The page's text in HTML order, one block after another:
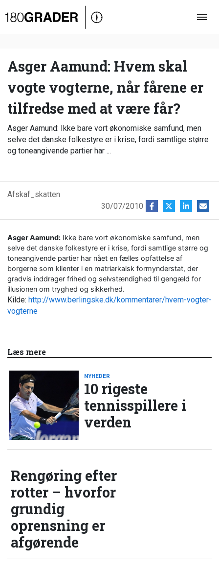
Oversigt
Debat
Video
Podcast
Asger Aamund: Hvem skal
vogte vogterne, når fårene er
tilfredse med at være får?
Asger Aamund: Ikke bare vort økonomiske samfund, men
selve det danske folkestyre er i krise, fordi samtlige større
og tone­angivende partier har ...
Afskaf_skatten
30/07/2010
Asger Aamund: Ikke bare vort økonomiske samfund, men
selve det danske folkestyre er i krise, fordi samtlige større og
tone­angivende partier har nået en fælles opfattelse af
borgerne som klienter i en matriarkalsk formynderstat, der
gradvis inddrager frihed og selvstændighed til gengæld for
illusionen om tryghed og sikkerhed.
Kilde: http://www.berlingske.dk/kommentarer/hvem-vogter-
vogterne
Læs mere
NYHEDER
10 rigeste
tennisspillere i
verden
Rengøring efter
rotter – hvorfor
grundig
oprensning er
afgørende